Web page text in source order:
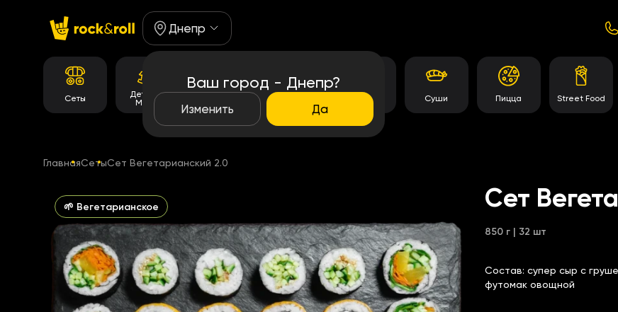
Днепр
Ваш город - Днепр?
Изменить Да
Сеты
Детское
Меню
Корейське
Темпура
роллы
Суши Пицца Street Food
ГлавнаяСетыСет Вегетарианский 2.0
🌱 Вегетарианское Сет
850 г | 32 шт
Состав: супер сыр с
футомак овощной